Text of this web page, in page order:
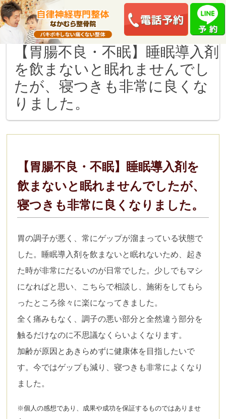
トップページ>お客様の声> 【胃腸不良・不眠】睡眠導入剤を飲まないと眠れませんでしたが、
寝つきも非常に良くなりました。
【胃腸不良・不眠】睡眠導入剤
を飲まないと眠れませんでし
たが、寝つきも非常に良くな
りました。
【胃腸不良・不眠】睡眠導入剤を
飲まないと眠れませんでしたが、
寝つきも非常に良くなりました。
胃の調子が悪く、常にゲップが溜まっている状態で
した。睡眠導入剤を飲まないと眠れないため、起き
た時が非常にだるいのが日常でした。少しでもマシ
になればと思い、こちらで相談し、施術をしてもら
ったところ徐々に楽になってきました。
全く痛みもなく、調子の悪い部分と全然違う部分を
触るだけなのに不思議なくらいよくなります。
加齢が原因とあきらめずに健康体を目指したいで
す。今ではゲップも減り、寝つきも非常によくなり
ました。
※個人の感想であり、成果や成功を保証するものではありませ